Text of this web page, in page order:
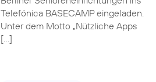
Telefónica BASECAMP eingeladen.
Unter dem Motto „Nützliche Apps
[…]